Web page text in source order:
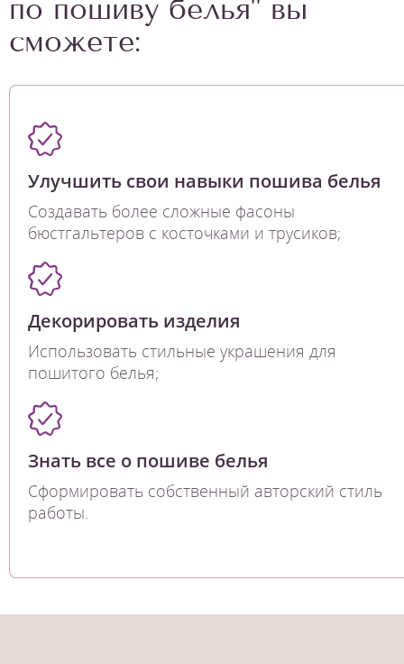
по пошиву белья" вы
сможете:
Улучшить свои навыки пошива белья
Создавать более сложные фасоны
бюстгальтеров с косточками и трусиков;
Декорировать изделия
Использовать стильные украшения для
пошитого белья;
Знать все о пошиве белья
Сформировать собственный авторский стиль
работы.